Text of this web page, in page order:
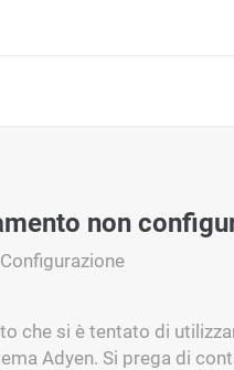
non
Configurazione
che si è tentato di
Adyen. Si prega di